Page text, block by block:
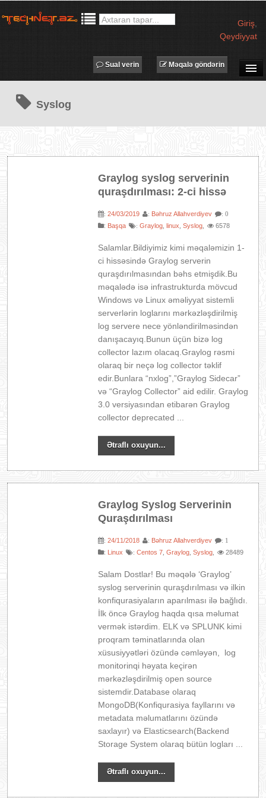
Giriş
Qeydiyyat
MƏQALƏLƏR
PROQRAMLAR
IT LÜĞƏT
Məqalə göndərin
Sual verin
Syslog
Graylog syslog serverinin
quraşdırılması: 2-ci hissə
:24/03/2019 : Bəhruz Allahverdiyev : 0
: Başqa :Graylog linux ,Syslog 6578
Salamlar.Bildiyimiz kimi məqaləmizin 1-
ci hissəsində Graylog serverin
quraşdırılmasından bəhs etmişdik.Bu
məqalədə isə infrastrukturda mövcud
Windows və Linux əməliyyat sistemli
serverlərin loglarını mərkəzləşdirilmiş
log servere nece yönləndirilməsindən
danışacayıq.Bunun üçün bizə log
collector lazım olacaq.Graylog rəsmi
olaraq bir neçə log collector təklif
edir.Bunlara “nxlog”,”Graylog Sidecar”
və “Graylog Collector” aid edilir. Graylog
3.0 versiyasından etibarən Graylog
collector deprecated ...
Ətraflı oxuyun...
Graylog Syslog Serverinin
Quraşdırılması
:24/11/2018 : Bəhruz Allahverdiyev : 1
: Linux :Centos 7 ,Graylog ,Syslog 28489
Salam Dostlar! Bu məqələ ‘Graylog’
syslog serverinin quraşdırılması və ilkin
konfiqurasiyaların aparılması ilə bağlıdı.
İlk öncə Graylog haqda qısa məlumat
vermək istərdim. ELK və SPLUNK kimi
proqram təminatlarında olan
xüsusiyyətləri özündə cəmləyən, log
monitorinqi həyata keçirən
mərkəzləşdirilmiş open source
sistemdir.Database olaraq
MongoDB(Konfiqurasiya fayllarını və
metadata məlumatlarını özündə
saxlayır) və Elasticsearch(Backend
Storage System olaraq bütün logları ...
Ətraflı oxuyun...